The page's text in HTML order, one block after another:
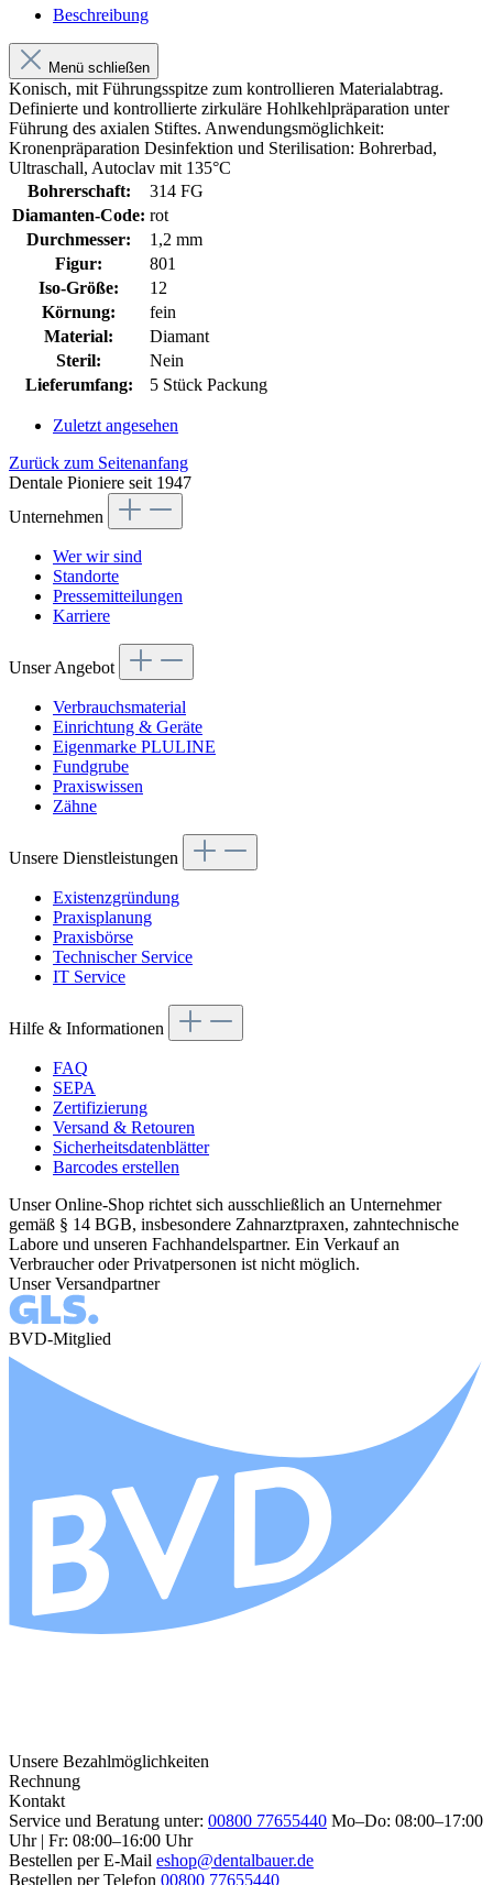
Beschreibung
Menü schließen
Konisch, mit Führungsspitze zum kontrollieren Materialabtrag.
Definierte und kontrollierte zirkuläre Hohlkehlpräparation unter
Führung des axialen Stiftes. Anwendungsmöglichkeit:
Kronenpräparation Desinfektion und Sterilisation: Bohrerbad,
Ultraschall, Autoclav mit 135°C
Bohrerschaft:
314 FG
Diamanten-Code: rot
Durchmesser:
1,2 mm
Figur:
801
Iso-Größe:
12
Körnung:
fein
Material:
Diamant
Steril:
Nein
Lieferumfang:
5 Stück Packung
Zuletzt angesehen
Zurück zum Seitenanfang
Dentale Pioniere seit 1947
Unternehmen
Wer wir sind
Standorte
Pressemitteilungen
Karriere
Unser Angebot
Verbrauchsmaterial
Einrichtung & Geräte
Eigenmarke PLULINE
Fundgrube
Praxiswissen
Zähne
Unsere Dienstleistungen
Existenzgründung
Praxisplanung
Praxisbörse
Technischer Service
IT Service
Hilfe & Informationen
FAQ
SEPA
Zertifizierung
Versand & Retouren
Sicherheitsdatenblätter
Barcodes erstellen
Unser Online-Shop richtet sich ausschließlich an Unternehmer
gemäß § 14 BGB, insbesondere Zahnarztpraxen, zahntechnische
Labore und unseren Fachhandelspartner. Ein Verkauf an
Verbraucher oder Privatpersonen ist nicht möglich.
Unser Versandpartner
BVD-Mitglied
Unsere Bezahlmöglichkeiten
Rechnung
Kontakt
Service und Beratung unter: 00800 77655440 Mo–Do: 08:00–17:00
Uhr | Fr: 08:00–16:00 Uhr
Bestellen per E-Mail eshop@dentalbauer.de
Bestellen per Telefon 00800 77655440